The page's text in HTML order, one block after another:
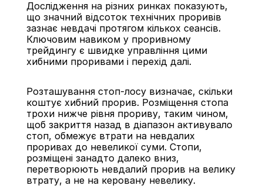
Дослідження на різних ринках показують,
що значний відсоток технічних проривів
зазнає невдачі протягом кількох сеансів.
Ключовим навиком у проривному
трейдингу є швидке управління цими
хибними проривами і перехід далі.
Розташування стоп-лосу визначає, скільки
коштує хибний прорив. Розміщення стопа
трохи нижче рівня прориву, таким чином,
щоб закриття назад в діапазон активувало
стоп, обмежує втрати на невдалих
проривах до невеликої суми. Стопи,
розміщені занадто далеко вниз,
перетворюють невдалий прорив на велику
втрату, а не на керовану невелику.